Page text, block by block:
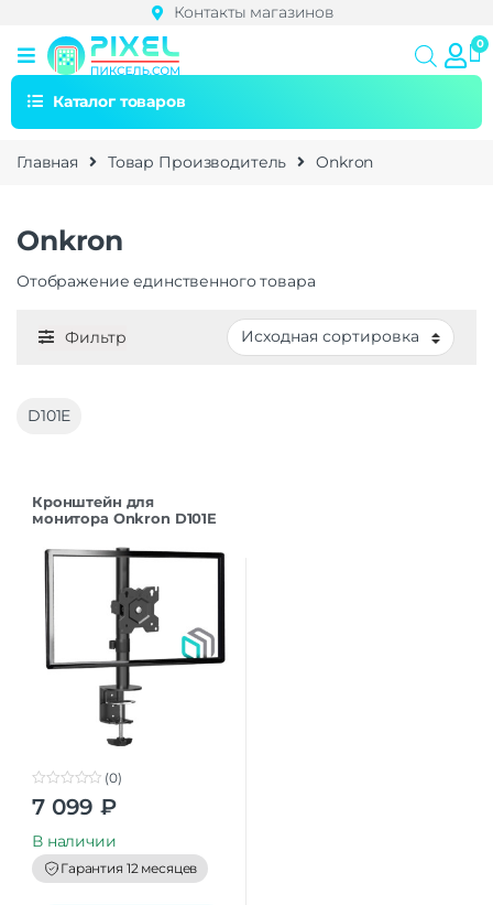
Контакты магазинов
Каталог товаров
Главная Товар Производитель Onkron
Onkron
Отображение единственного товара
Фильтр
D101E
Кронштейн для
монитора Onkron D101E
0
o
t
o
f
5
(0)
7 099 ₽
В наличии
Гарантия 12 месяцев